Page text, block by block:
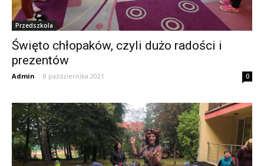
Przedszkola
Święto chłopaków, czyli dużo radości i
prezentów
Admin - 8 października 2021 0